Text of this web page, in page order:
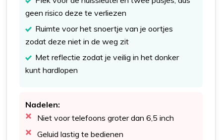
geen risico deze te verliezen
Ruimte voor het snoertje van je oortjes
zodat deze niet in de weg zit
Met reflectie zodat je veilig in het donker
kunt hardlopen
Nadelen:
Niet voor telefoons groter dan 6,5 inch
Geluid lastig te bedienen